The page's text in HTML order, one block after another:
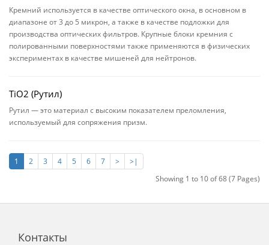
Кремний используется в качестве оптического окна, в основном в
диапазоне от 3 до 5 микрон, а также в качестве подложки для
производства оптических фильтров. Крупные блоки кремния с
полированными поверхностями также применяются в физических
экспериментах в качестве мишеней для нейтронов.
TiO2 (Рутил)
Рутил — это материал с высоким показателем преломления,
используемый для сопряжения призм.
1 2 3 4 5 6 7 >
>|
Showing 1 to 10 of 68 (7 Pages)
Контакты